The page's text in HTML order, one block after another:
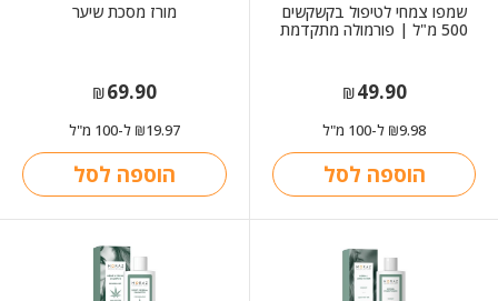
שמפו צמחי לטיפול בקשקשים
500 מ"ל | פורמולה מתקדמת
₪49.90
₪9.98 ל-100 מ"ל
הוספה לסל
מורז מסכת שיער
₪69.90
₪19.97 ל-100 מ"ל
הוספה לסל